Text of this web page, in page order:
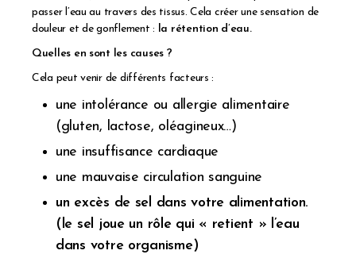
passer l’eau au travers des tissus. Cela créer une sensation de
douleur et de gonflement : la rétention d’eau.
Quelles en sont les causes ?
Cela peut venir de différents facteurs :
une intolérance ou allergie alimentaire
(gluten, lactose, oléagineux…)
une insuffisance cardiaque
une mauvaise circulation sanguine
un excès de sel dans votre alimentation.
(le sel joue un rôle qui « retient » l’eau
dans votre organisme)